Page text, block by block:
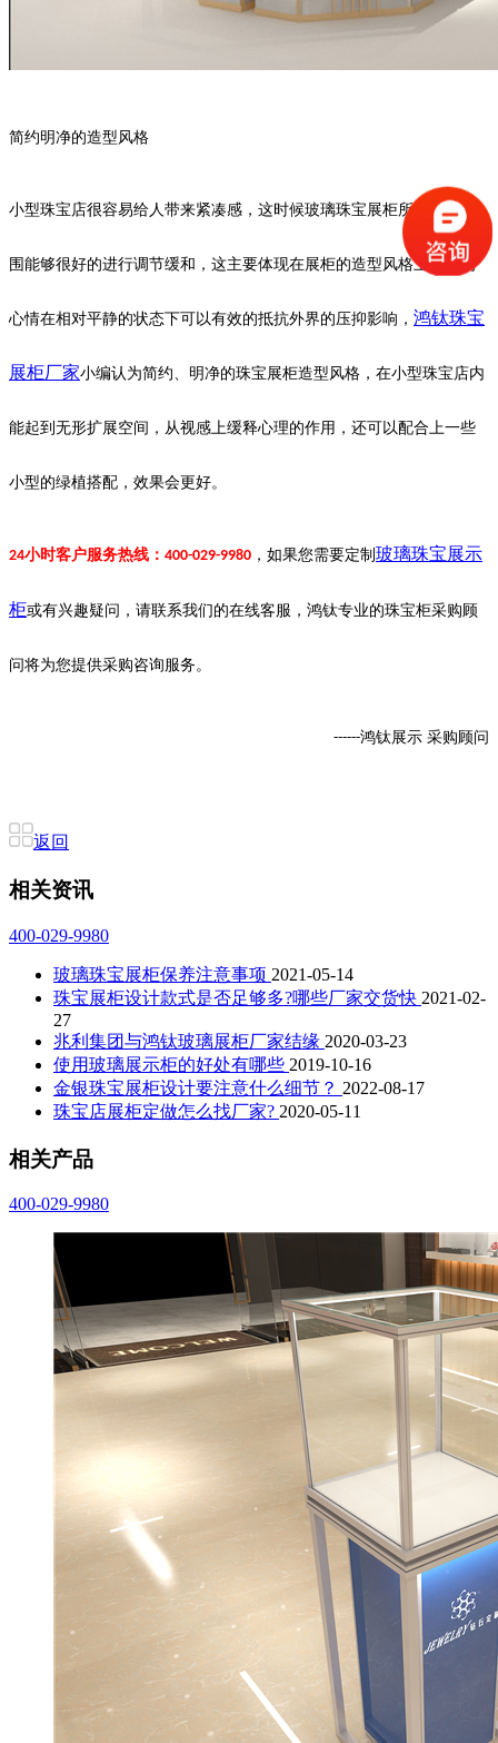
简约明净的造型风格
小型珠宝店很容易给人带来紧凑感，这时候玻璃珠宝展柜所营造的氛
围能够很好的进行调节缓和，这主要体现在展柜的造型风格上。人的
心情在相对平静的状态下可以有效的抵抗外界的压抑影响， 鸿钛珠宝
展柜厂家小编认为简约、明净的珠宝展柜造型风格，在小型珠宝店内
能起到无形扩展空间，从视感上缓释心理的作用，还可以配合上一些
小型的绿植搭配，效果会更好。
24小时客户服务热线： 400-029-9980 ，如果您需要定制 玻璃珠宝展示
柜或有兴趣疑问，请联系我们的在线客服，鸿钛专业的珠宝柜采购顾
问将为您提供采购咨询服务。
------鸿钛展示 采购顾问
返回
相关资讯
400-029-9980
玻璃珠宝展柜保养注意事项 2021-05-14
珠宝展柜设计款式是否足够多?哪些厂家交货快 2021-02-
27
兆利集团与鸿钛玻璃展柜厂家结缘 2020-03-23
使用玻璃展示柜的好处有哪些 2019-10-16
金银珠宝展柜设计要注意什么细节？ 2022-08-17
珠宝店展柜定做怎么找厂家? 2020-05-11
相关产品
400-029-9980